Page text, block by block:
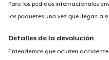
Para los pedidos internacionales
los paquetes una vez que llegan a
Detalles de la devolución
Entendemos que ocurren